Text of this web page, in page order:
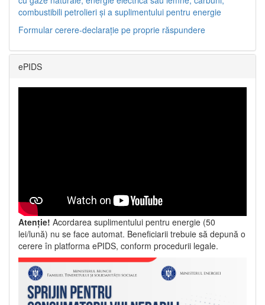
combustibili petrolieri și a suplimentului pentru energie
Formular cerere-declarație pe proprie răspundere
ePIDS
Atenție! Acordarea suplimentului pentru energie (50
lei/lună) nu se face automat. Beneficiarii trebuie să depună o
cerere în platforma ePIDS, conform procedurii legale.